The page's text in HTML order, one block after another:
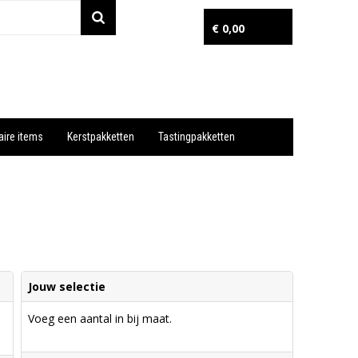
€ 0,00
items Kerstpakketten Tastingpakketten
Jouw selectie
Voeg een aantal in bij maat.